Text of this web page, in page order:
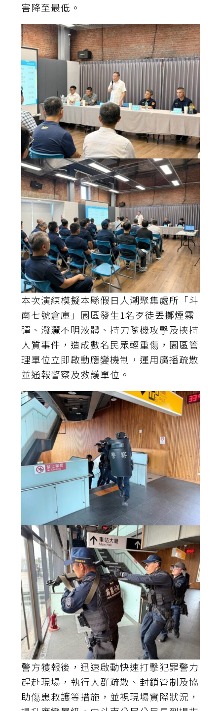
害降至最低。
本次演練模擬本縣假日人潮聚集處所「斗
南七號倉庫」園區發生1名歹徒丟擲煙霧
彈、潑灑不明液體、持刀隨機攻擊及挾持
人質事件，造成數名民眾輕重傷，園區管
理單位立即啟動應變機制，運用廣播疏散
並通報警察及救護單位。
警方獲報後，迅速啟動快速打擊犯罪警力
趕赴現場，執行人群疏散、封鎖管制及協
助傷患救護等措施，並視現場實際狀況，